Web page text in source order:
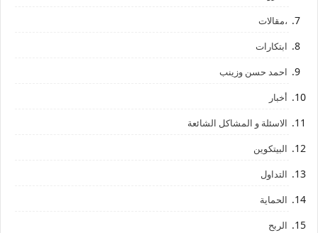
،مقالات
ابتكارات
احمد حسن وزينب
أخبار
الاسئلة و المشاكل الشائعة
البيتكوين
التداول
الحماية
الربح